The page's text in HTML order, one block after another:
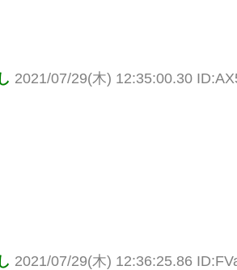
2021/07/29(木) 12:35:00.30
2021/07/29(木) 12:36:25.86